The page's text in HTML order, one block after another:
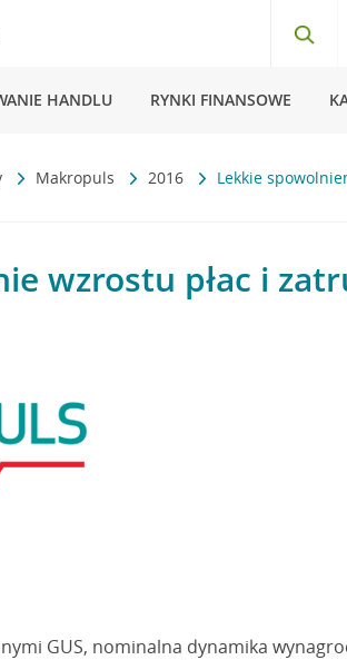
HANDLU RYNKI FINANSOWE
Makropuls 2016 Lekkie
wzrostu płac i
GUS, nominalna dynamika